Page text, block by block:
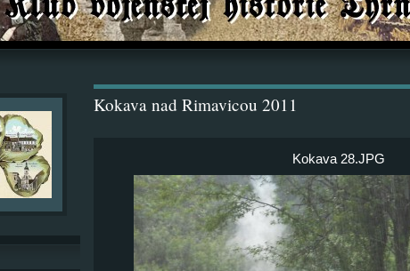
Kokava nad Rimavicou 2011
Kokava 28.JPG